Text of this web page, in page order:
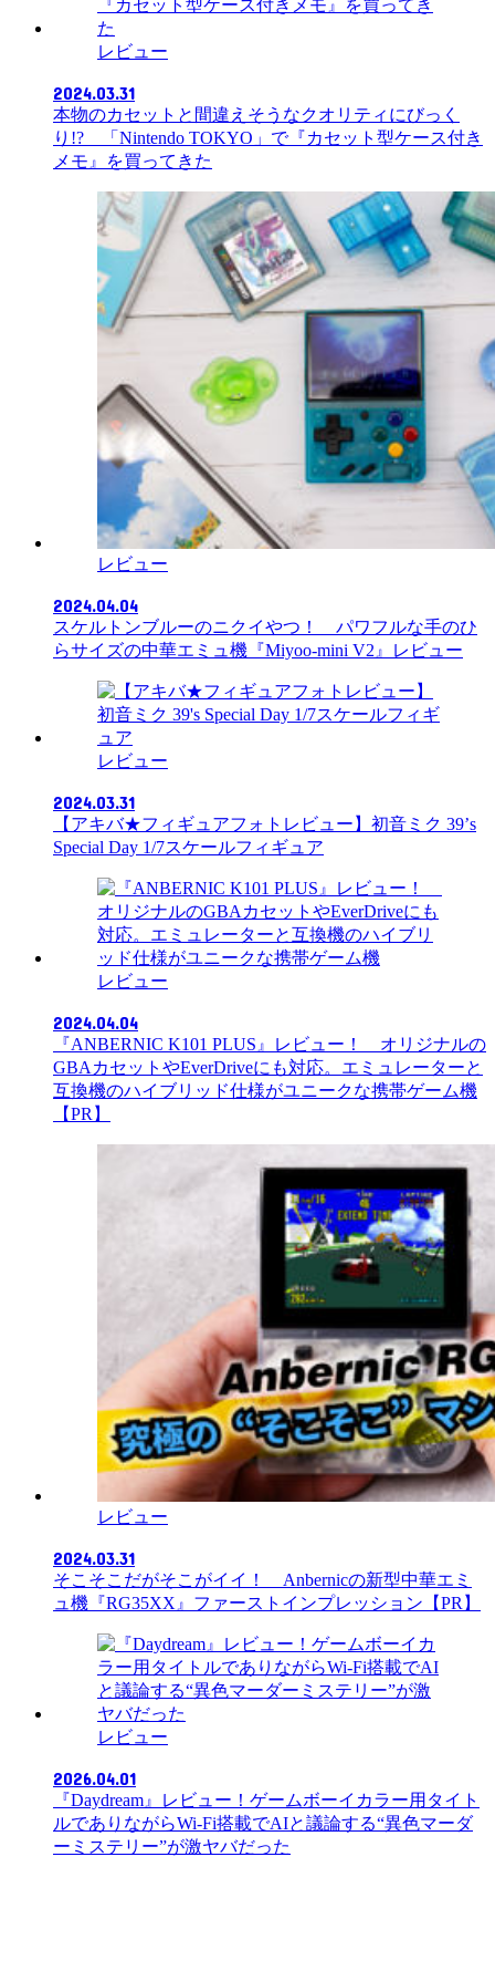
レビュー
2024.03.31
本物のカセットと間違えそうなクオリティにびっく
り!? 「Nintendo TOKYO」で『カセット型ケース付き
メモ』を買ってきた
レビュー
2024.04.04
スケルトンブルーのニクイやつ！ パワフルな手のひ
らサイズの中華エミュ機『Miyoo-mini V2』レビュー
レビュー
2024.03.31
【アキバ★フィギュアフォトレビュー】初音ミク 39’s
Special Day 1/7スケールフィギュア
レビュー
2024.04.04
『ANBERNIC K101 PLUS』レビュー！ オリジナルの
GBAカセットやEverDriveにも対応。エミュレーターと
互換機のハイブリッド仕様がユニークな携帯ゲーム機
【PR】
レビュー
2024.03.31
そこそこだがそこがイイ！ Anbernicの新型中華エミ
ュ機『RG35XX』ファーストインプレッション【PR】
レビュー
2026.04.01
『Daydream』レビュー！ゲームボーイカラー用タイト
ルでありながらWi-Fi搭載でAIと議論する“異色マーダ
ーミステリー”が激ヤバだった